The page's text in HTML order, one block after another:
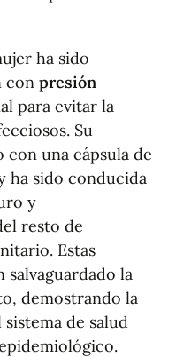
ha sido
con presión
para evitar la
Su
con una cápsula de
ha sido conducida
y
resto de
Estas
salvaguardado la
demostrando la
de salud